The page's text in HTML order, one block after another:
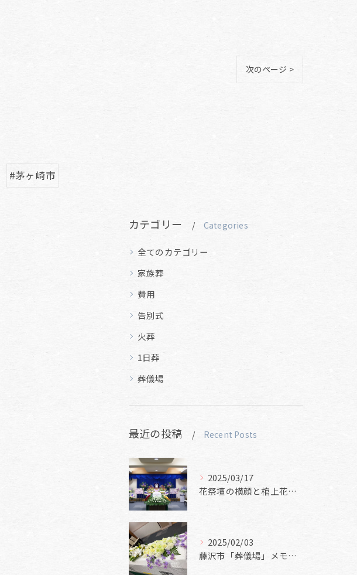
次のページ >
#茅ヶ崎市
カテゴリー Categories
全てのカテゴリー
家族葬
費用
告別式
火葬
1日葬
葬儀場
最近の投稿 Recent Posts
2025/03/17
花祭壇の横顔と棺上花と焼香花
2025/02/03
藤沢市「葬儀場」メモリアルホール美空